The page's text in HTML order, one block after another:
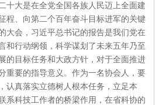
十大是在全党全国各族人民迈上全面建
程、向第二个百年奋斗目标进军的关键
大会，习近平总书记的报告是我们党在
和行动纲领，科学谋划了未来五年乃至
的目标任务和大政方针，对于全面推进
重要的指导意义。作为一名协会人，要
认真落实立德树人根本任务，立足本
系科技工作者的桥梁作用，在省科协的